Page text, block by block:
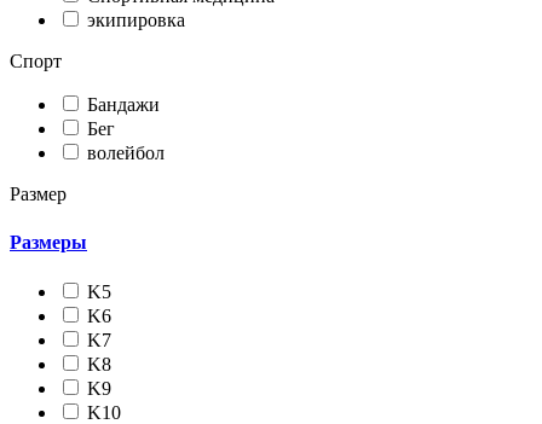
экипировка
Спорт
Бандажи
Бег
волейбол
Размер
Размеры
K5
K6
K7
K8
K9
K10